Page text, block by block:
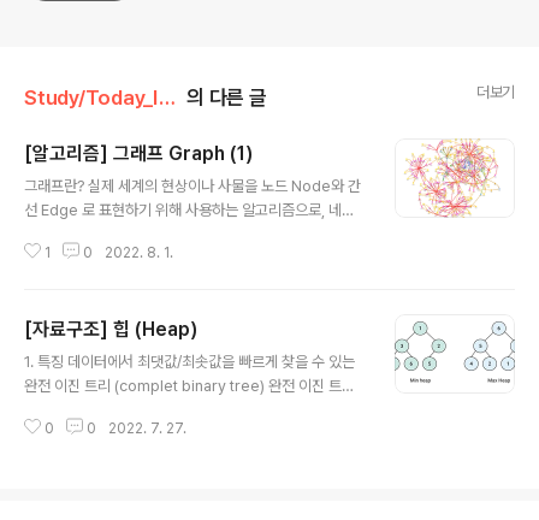
Study/Today_I_Learned 의 다른 글 더보기
[알고리즘] 그래프 Graph (1)
그래프란? 실제 세계의 현상이나 사물을 노드 Node와 간
선 Edge 로 표현하기 위해 사용하는 알고리즘으로, 네비
용되며, 앞서 배웠던 트리 또한 그래프의 일종입니다. 우리
같음 간선 Edge : 위치 간의 관계를 표시한 선, 노드를 연
결한 선, link 또는 branch 와 같 인접 정점 Adjacent ve
rtex : 간선으로 직접 연결된 노드를 말함 차수 Degree :
수 평균 차수 average degree: 노드 개수와 간선의 개
1 0 2022. 8. 1.
[자료구조] 힙 (Heap)
1. 특징 데이터에서 최댓값/최솟값을 빠르게 찾을 수 있는
완전 이진 트리 (complet binary tree) 완전 이진 트리
최댓값과 최솟값의 시간복잡도, 데이터 삭제 및 삽입의 시
0 0 2022. 7. 27.